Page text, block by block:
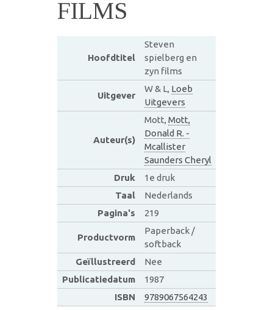
FILMS
Hoofdtitel
Steven
spielberg en
zyn films
Uitgever
W & L, Loeb
Uitgevers
Auteur(s)
Mott, Mott,
Donald R. -
Mcallister
Saunders Cheryl
Druk
1e druk
Taal
Nederlands
Pagina's
219
Productvorm
Paperback /
softback
Geïllustreerd
Nee
Publicatiedatum
1987
ISBN
9789067564243